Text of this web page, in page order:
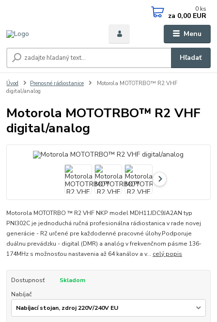
Menu
Hľadať
0 ks
za 0,00 EUR
Úvod Prenosné rádiostanice
Motorola MOTOTRBO™ R2 VHF
digital/analog
Motorola MOTOTRBO™ R2 VHF
digital/analog
Motorola MOTOTRBO ™ R2 VHF NKP model MDH11JDC9JA2AN typ
PNI302C je jednoduchá ručná profesionálna rádiostanica v rade novej
generácie - R2 určené pre každodenné pracovné úlohy.Podporuje
duálnu prevádzku - digital (DMR) a analóg v frekvenčnom pásme 136-
174MHz s možnosťou nastavenia až 64 kanálov a v... celý popis
Dostupnosť
Skladom
Nabíjač